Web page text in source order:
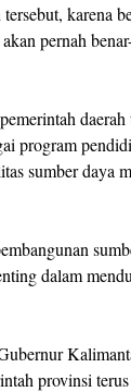
karena
pernah
program
sumber daya
dalam
provinsi